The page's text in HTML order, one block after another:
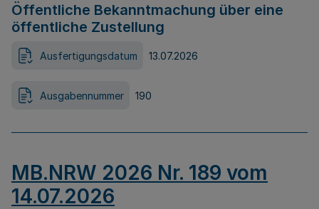
Öffentliche Bekanntmachung über eine
öffentliche Zustellung
Ausfertigungsdatum 13.07.2026
Ausgabennummer 190
MB.NRW 2026 Nr. 189 vom
14.07.2026